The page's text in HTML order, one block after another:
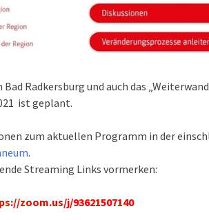
Radkersburg und auch das
ist geplant.
zum aktuellen Programm in der
.
Streaming Links vormerken:
zoom.us/j/93621507140